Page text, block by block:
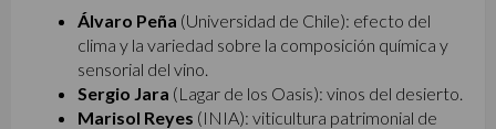
Álvaro Peña (Universidad de Chile): efecto del
clima y la variedad sobre la composición química y
sensorial del vino.
Sergio Jara (Lagar de los Oasis): vinos del desierto.
Marisol Reyes (INIA): viticultura patrimonial de